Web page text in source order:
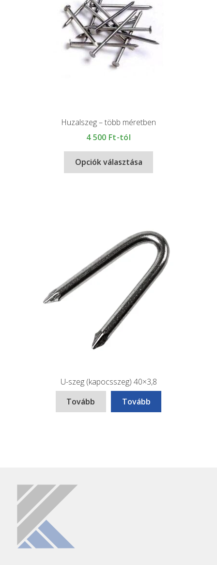
Huzalszeg – több méretben
4 500 Ft-tól
Opciók választása
U-szeg (kapocsszeg) 40×3,8
Tovább
Tovább